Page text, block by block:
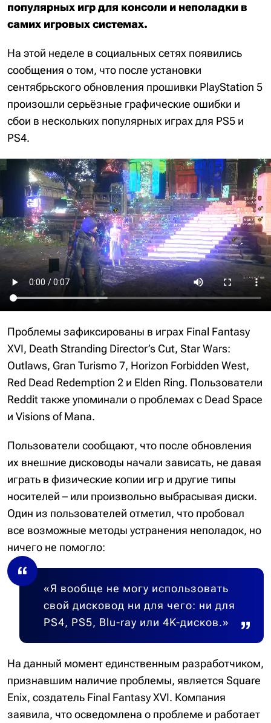
популярных игр для консоли и неполадки в
самих игровых системах.
На этой неделе в социальных сетях появились
сообщения о том, что после установки
сентябрьского обновления прошивки PlayStation 5
произошли серьёзные графические ошибки и
сбои в нескольких популярных играх для PS5 и
PS4.
Проблемы зафиксированы в играх Final Fantasy
XVI, Death Stranding Director’s Cut, Star Wars:
Outlaws, Gran Turismo 7, Horizon Forbidden West,
Red Dead Redemption 2 и Elden Ring. Пользователи
Reddit также упоминали о проблемах с Dead Space
и Visions of Mana.
Пользователи сообщают, что после обновления
их внешние дисководы начали зависать, не давая
играть в физические копии игр и другие типы
носителей – или произвольно выбрасывая диски.
Один из пользователей отметил, что пробовал
все возможные методы устранения неполадок, но
ничего не помогло:
«Я вообще не могу использовать
свой дисковод ни для чего: ни для
PS4, PS5, Blu-ray или 4K-дисков.»
На данный момент единственным разработчиком,
признавшим наличие проблемы, является Square
Enix, создатель Final Fantasy XVI. Компания
заявила, что осведомлена о проблеме и работает